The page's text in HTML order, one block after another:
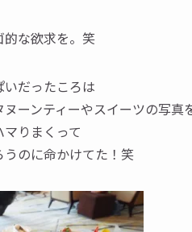
的な欲求を。笑
だったころは
ーンティーやスイーツの写真
りまくって
うのに命かけてた！笑